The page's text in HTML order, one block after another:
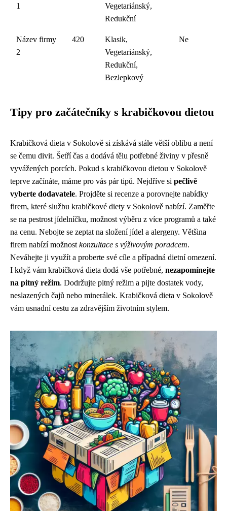
1
Vegetariánský,
Redukční
Název firmy
2
420
Klasik,
Vegetariánský,
Redukční,
Bezlepkový
Ne
Tipy pro začátečníky s krabičkovou dietou
Krabičková dieta v Sokolově si získává stále větší oblibu a není
se čemu divit. Šetří čas a dodává tělu potřebné živiny v přesně
vyvážených porcích. Pokud s krabičkovou dietou v Sokolově
teprve začínáte, máme pro vás pár tipů. Nejdříve si pečlivě
vyberte dodavatele. Projděte si recenze a porovnejte nabídky
firem, které službu krabičkové diety v Sokolově nabízí. Zaměřte
se na pestrost jídelníčku, možnost výběru z více programů a také
na cenu. Nebojte se zeptat na složení jídel a alergeny. Většina
firem nabízí možnost konzultace s výživovým poradcem.
Neváhejte ji využít a proberte své cíle a případná dietní omezení.
I když vám krabičková dieta dodá vše potřebné, nezapomínejte
na pitný režim. Dodržujte pitný režim a pijte dostatek vody,
neslazených čajů nebo minerálek. Krabičková dieta v Sokolově
vám usnadní cestu za zdravějším životním stylem.